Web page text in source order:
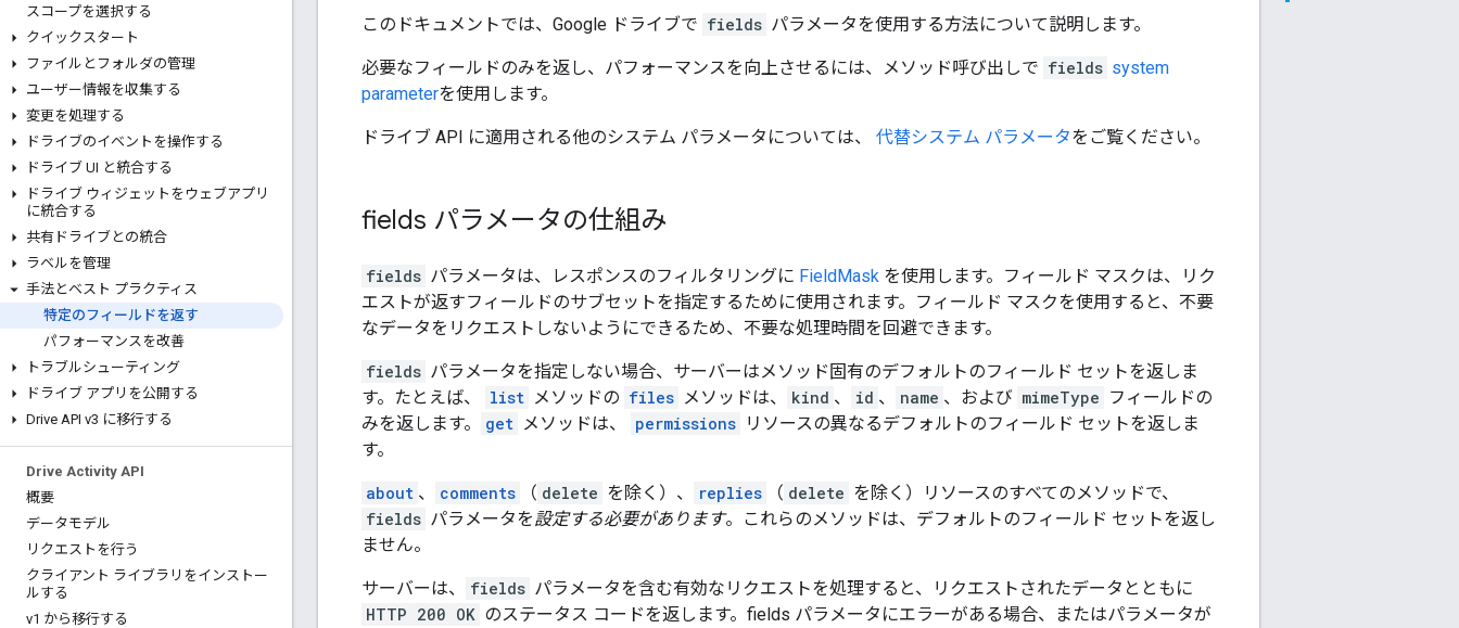
スコープを選択する
クイックスタート
ファイルとフォルダの管理
ユーザー情報を収集する
変更を処理する
ドライブのイベントを操作する
ドライブ UI と統合する
ドライブ ウィジェットをウェブアプリ
に統合する
共有ドライブとの統合
ラベルを管理
手法とベスト プラクティス
特定のフィールドを返す
パフォーマンスを改善
トラブルシューティング
ドライブ アプリを公開する
Drive API v3 に移行する
Drive Activity API
概要
データモデル
リクエストを行う
クライアント ライブラリをインストー
ルする
v1 から移行する
このドキュメントでは、Google ドライブで fields パラメータを使用する方法について説明します。
必要なフィールドのみを返し、パフォーマンスを向上させるには、メソッド呼び出しで fields system
parameterを使用します。
ドライブ API に適用される他のシステム パラメータについては、 代替システム パラメータをご覧ください。
fields パラメータの仕組み
fields パラメータは、レスポンスのフィルタリングに FieldMask を使用します。フィールド マスクは、リク
エストが返すフィールドのサブセットを指定するために使用されます。フィールド マスクを使用すると、不要
なデータをリクエストしないようにできるため、不要な処理時間を回避できます。
fields パラメータを指定しない場合、サーバーはメソッド固有のデフォルトのフィールド セットを返しま
す。たとえば、
list メソッドの files メソッドは、 kind 、 id 、 name 、および mimeType フィールドの
みを返します。
get メソッドは、 permissions リソースの異なるデフォルトのフィールド セットを返しま
す。
about 、 comments （ delete を除く）、 replies （ delete を除く）リソースのすべてのメソッドで、
fields パラメータを設定する必要があります。これらのメソッドは、デフォルトのフィールド セットを返し
ません。
サーバーは、 fields パラメータを含む有効なリクエストを処理すると、リクエストされたデータとともに
HTTP 200 OK のステータス コードを返します。fields パラメータにエラーがある場合、またはパラメータが